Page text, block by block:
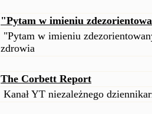
"Pytam w imieniu
"Pytam w imieniu
zdrowia
The Corbett Report
Kanał YT niezależnego